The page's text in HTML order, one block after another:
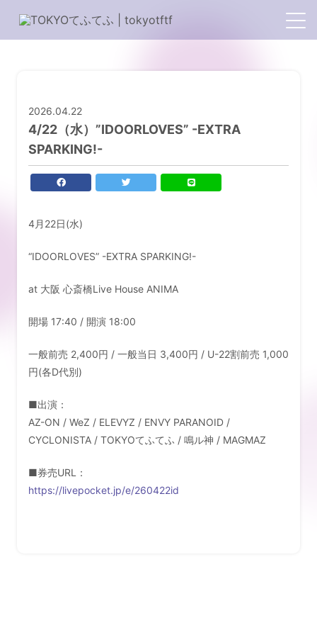
PROFILE
SHOP
CONTACT
2026.04.22
4/22（水）”IDOORLOVES” -EXTRA
SPARKING!-
4月22日(水)
“IDOORLOVES” -EXTRA SPARKING!-
at 大阪 心斎橋Live House ANIMA
開場 17:40 / 開演 18:00
一般前売 2,400円 / 一般当日 3,400円 / U-22割前売 1,000
円(各D代別)
■出演：
AZ-ON / WeZ / ELEVYZ / ENVY PARANOID /
CYCLONISTA / TOKYOてふてふ / 鳴ル神 / MAGMAZ
■券売URL：
https://livepocket.jp/e/260422id